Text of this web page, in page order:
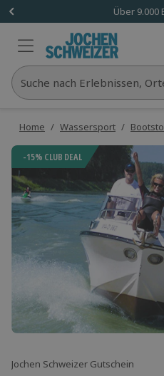
Über 9.000
Suche nach Erlebnissen,
Home / Wassersport /
-15% CLUB DEAL
Jochen Schweizer Gutschein